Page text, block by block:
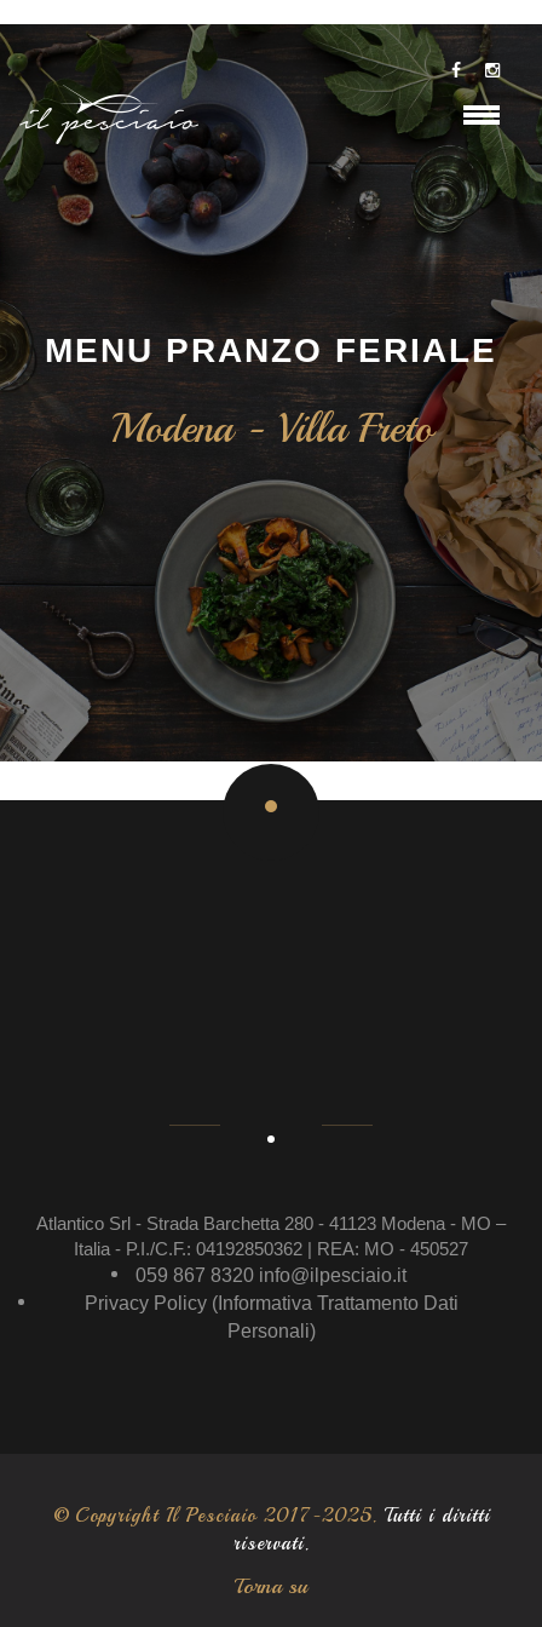
MENU PRANZO FERIALE
Modena - Villa Freto
Atlantico Srl - Strada Barchetta 280 - 41123 Modena - MO –
Italia - P.I./C.F.: 04192850362 | REA: MO - 450527
059 867 8320 info@ilpesciaio.it
Privacy Policy (Informativa Trattamento Dati
Personali)
© Copyright Il Pesciaio 2017-2025. Tutti i diritti
riservati.
Torna su